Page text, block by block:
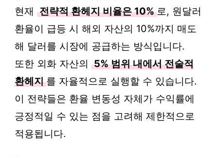
현재 전략적 환헤지 비율은 10% 로, 원달러
환율이 급등 시 해외 자산의 10%까지 매도
해 달러를 시장에 공급하는 방식입니다.
또한 외화 자산의 5% 범위 내에서 전술적
환헤지 를 자율적으로 실행할 수 있습니다.
이 전략들은 환율 변동성 자체가 수익률에
긍정적일 수 있는 점을 고려해 제한적으로
적용됩니다.